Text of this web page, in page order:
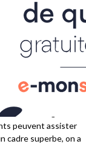
qui peuvent vous
à un handicap.
faîtier)
de partage
l'échange
peuvent assister
cadre superbe, on a